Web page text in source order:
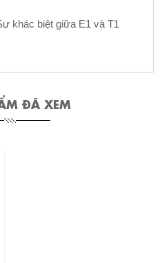
khác biệt giữa E1 và T1
ĐÃ XEM